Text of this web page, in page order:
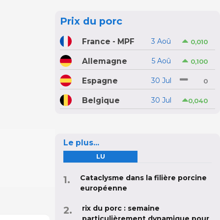
Prix du porc
France - MPF 3 Aoû 0,010
Allemagne 5 Aoû 0,100
Espagne 30 Jul 0
Belgique 30 Jul 0,040
Le plus...
LU
Cataclysme dans la filière porcine
européenne
rix du porc : semaine